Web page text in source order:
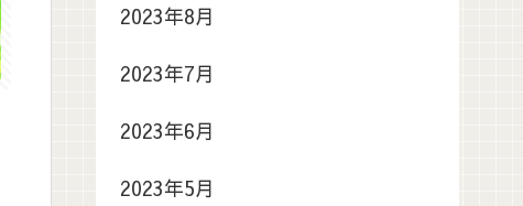
2023年8月
2023年7月
2023年6月
2023年5月